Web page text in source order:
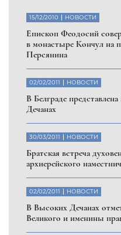
15/12/2010 НОВОСТИ
Eпископ Феодосий
в монастыре Кончул на
Персянина
02/02/2011 НОВОСТИ
В Белграде
Дечанах
30/03/2011 НОВОСТИ
Братская встреча
архиерейского
02/02/2011 НОВОСТИ
В Высоких Дечанах
Великого и именины